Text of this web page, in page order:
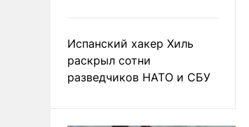
Испанский хакер Хиль
раскрыл сотни
разведчиков НАТО и СБУ